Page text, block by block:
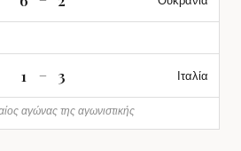
1 – 3 Ιταλία
αγώνας της αγωνιστικής